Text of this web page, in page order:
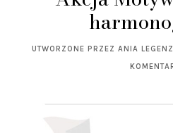
UTWORZONE PRZEZ ANIA